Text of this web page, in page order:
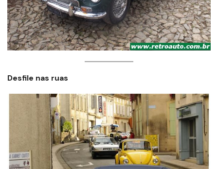
Desfile nas ruas